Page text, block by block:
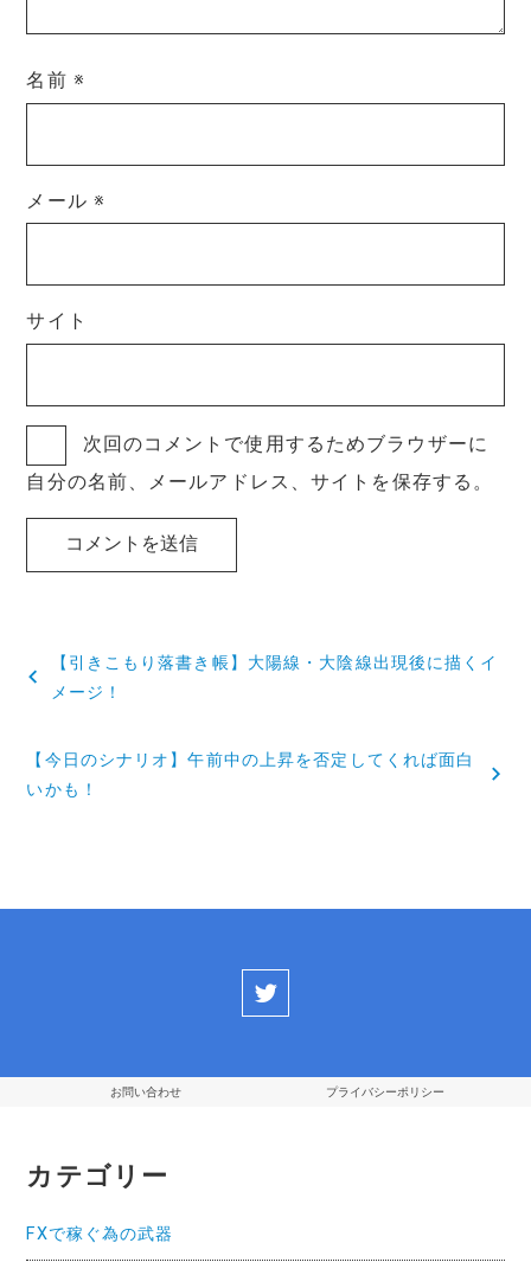
名前 ※
メール ※
サイト
次回のコメントで使用するためブラウザーに
自分の名前、メールアドレス、サイトを保存する。
稿
ビ
シ
【引きこもり落書き帳】大陽線・大陰線出現後に描くイ
メージ！
【今日のシナリオ】午前中の上昇を否定してくれば面白
いかも！
お問い合わせ プライバシーポリシー
カテゴリー
FXで稼ぐ為の武器